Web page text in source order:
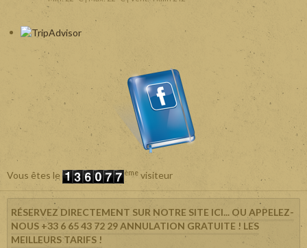
Vous êtes le ème visiteur
RÉSERVEZ DIRECTEMENT SUR NOTRE SITE ICI... OU APPELEZ-
NOUS +33 6 65 43 72 29 ANNULATION GRATUITE ! LES
MEILLEURS TARIFS !